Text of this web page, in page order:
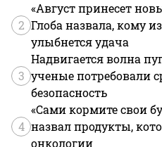
2
«Август принесет
Глоба назвала, кому
улыбнется удача
3
Надвигается волна
ученые потребовали
безопасность
4
«Сами кормите свои
назвал продукты,
онкологии